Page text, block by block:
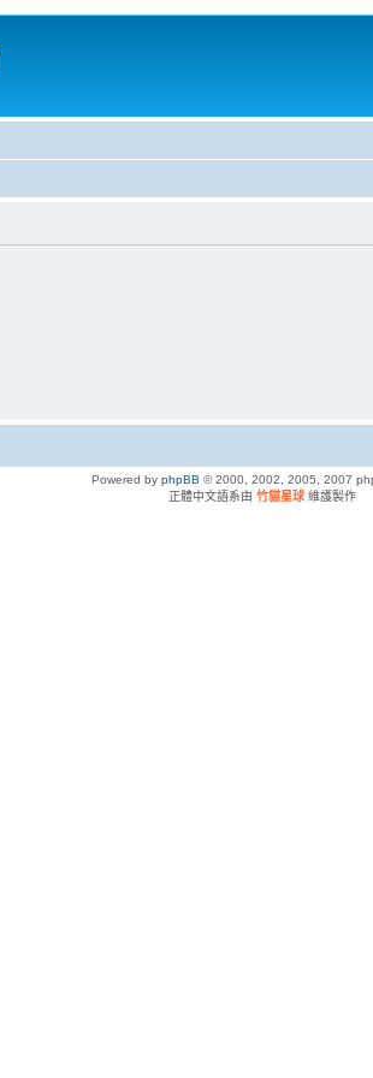
Powered by phpBB © 2000, 2002, 2005, 2007
正體中文語系由 竹貓星球 維護製作